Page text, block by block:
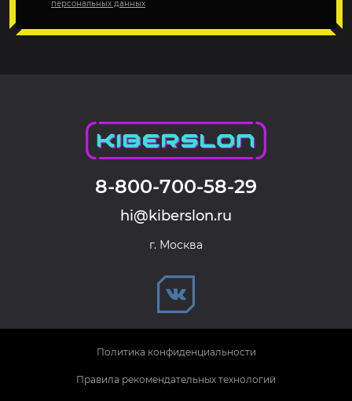
персональных данных
8-800-700-58-29
hi@kiberslon.ru
г. Москва
Политика конфиденциальности
Правила рекомендательных технологий